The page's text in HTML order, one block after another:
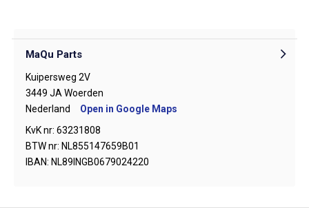
MaQu Parts
Kuipersweg 2V
3449 JA Woerden
Nederland
Open in Google Maps
KvK nr: 63231808
BTW nr: NL855147659B01
IBAN: NL89INGB0679024220